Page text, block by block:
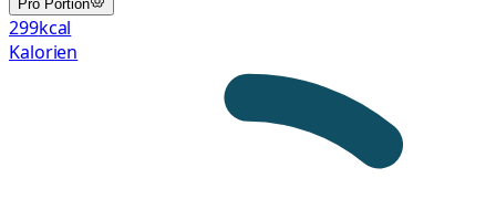
Pro Portion
299kcal
Kalorien